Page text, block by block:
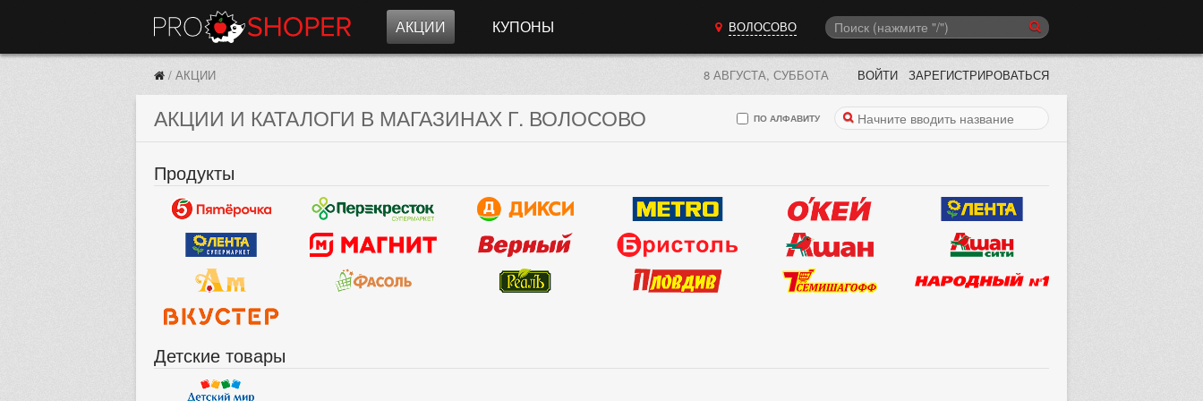
АКЦИИ КУПОНЫ ВОЛОСОВО
/ АКЦИИ 8 АВГУСТА, СУББОТА ВОЙТИ ЗАРЕГИСТРИРОВАТЬСЯ
АКЦИИ И КАТАЛОГИ В МАГАЗИНАХ Г. ВОЛОСОВО ПО АЛФАВИТУ
Продукты
Детские товары